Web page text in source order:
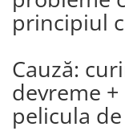
principiul
Cauză:
devreme
pelicula